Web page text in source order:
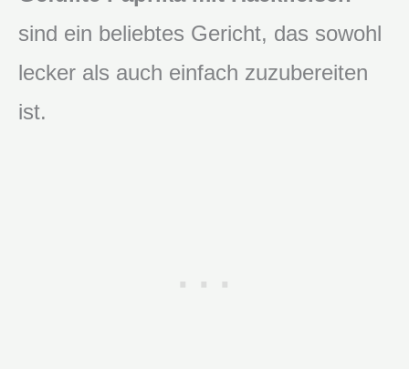
sind ein beliebtes Gericht, das sowohl
lecker als auch einfach zuzubereiten
ist.